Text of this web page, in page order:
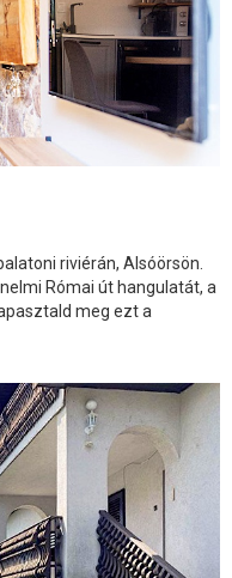
riviérán, Alsóörsön.
Római út hangulatát, a
meg ezt a